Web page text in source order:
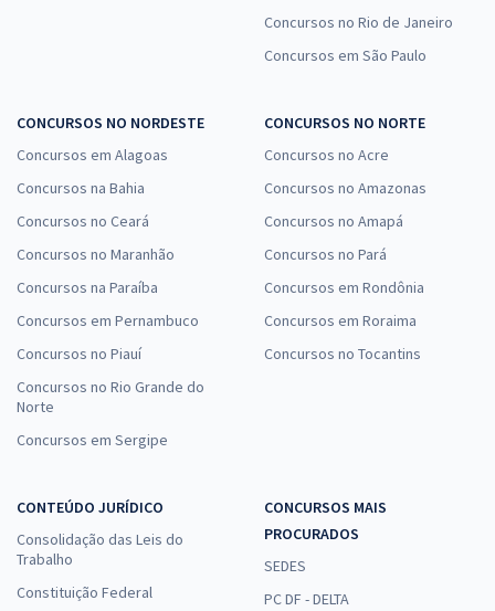
Concursos no Rio de Janeiro
Concursos em São Paulo
CONCURSOS NO NORDESTE
Concursos em Alagoas
Concursos na Bahia
Concursos no Ceará
Concursos no Maranhão
Concursos na Paraíba
Concursos em Pernambuco
Concursos no Piauí
Concursos no Rio Grande do
Norte
Concursos em Sergipe
CONCURSOS NO NORTE
Concursos no Acre
Concursos no Amazonas
Concursos no Amapá
Concursos no Pará
Concursos em Rondônia
Concursos em Roraima
Concursos no Tocantins
CONTEÚDO JURÍDICO
Consolidação das Leis do
Trabalho
Constituição Federal
CONCURSOS MAIS
PROCURADOS
SEDES
PC DF - DELTA